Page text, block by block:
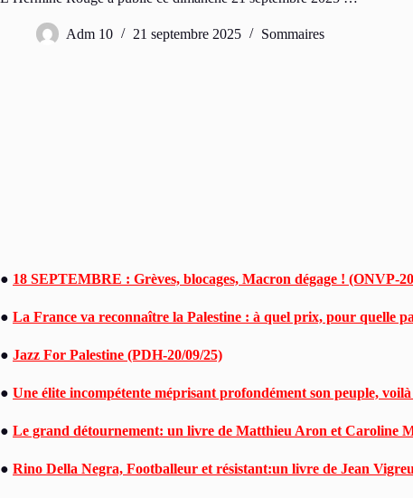
Adm 10 21 septembre 2025 Sommaires
● 18 SEPTEMBRE : Grèves, blocages, Macron dégage ! (ONVP-
● La France va reconnaître la Palestine : à quel prix, pour quelle
● Jazz For Palestine (PDH-20/09/25)
● Une élite incompétente méprisant profondément son peuple,
● Le grand détournement: un livre de Matthieu Aron et Caroline
● Rino Della Negra, Footballeur et résistant:un livre de Jean